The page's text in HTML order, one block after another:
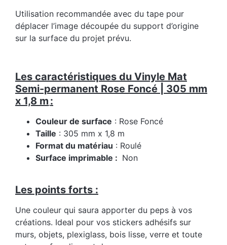
Utilisation recommandée avec du tape pour
déplacer l’image découpée du support d’origine
sur la surface du projet prévu.
Les caractéristiques du Vinyle Mat
Semi-permanent Rose Foncé | 305 mm
x 1,8 m :
Couleur de surface : Rose Foncé
Taille : 305 mm x 1,8 m
Format du matériau : Roulé
Surface imprimable : Non
Les points forts :
Une couleur qui saura apporter du peps à vos
créations. Ideal pour vos stickers adhésifs sur
murs, objets, plexiglass, bois lisse, verre et toute